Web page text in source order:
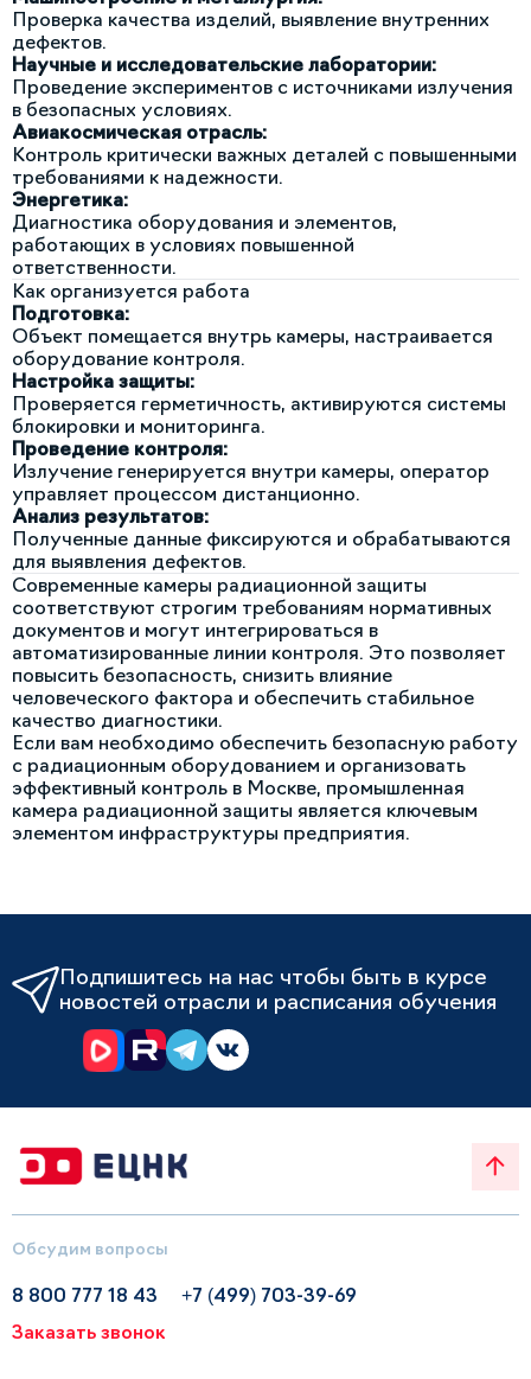
Проверка качества изделий, выявление внутренних
дефектов.
Научные и исследовательские лаборатории:
Проведение экспериментов с источниками излучения
в безопасных условиях.
Авиакосмическая отрасль:
Контроль критически важных деталей с повышенными
требованиями к надежности.
Энергетика:
Диагностика оборудования и элементов,
работающих в условиях повышенной
ответственности.
Как организуется работа
Подготовка:
Объект помещается внутрь камеры, настраивается
оборудование контроля.
Настройка защиты:
Проверяется герметичность, активируются системы
блокировки и мониторинга.
Проведение контроля:
Излучение генерируется внутри камеры, оператор
управляет процессом дистанционно.
Анализ результатов:
Полученные данные фиксируются и обрабатываются
для выявления дефектов.
Современные камеры радиационной защиты
соответствуют строгим требованиям нормативных
документов и могут интегрироваться в
автоматизированные линии контроля. Это позволяет
повысить безопасность, снизить влияние
человеческого фактора и обеспечить стабильное
качество диагностики.
Если вам необходимо обеспечить безопасную работу
с радиационным оборудованием и организовать
эффективный контроль в Москве, промышленная
камера радиационной защиты является ключевым
элементом инфраструктуры предприятия.
Подпишитесь на нас чтобы быть в курсе
новостей отрасли и расписания обучения
Обсудим вопросы
8 800 777 18 43
+7 (499) 703-39-69
Заказать звонок